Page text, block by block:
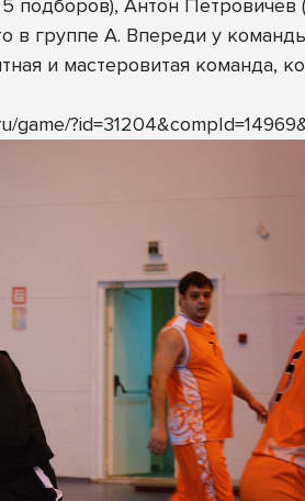
подборов), Антон Петровичев
в группе А. Впереди у
и мастеровитая команда,
game/